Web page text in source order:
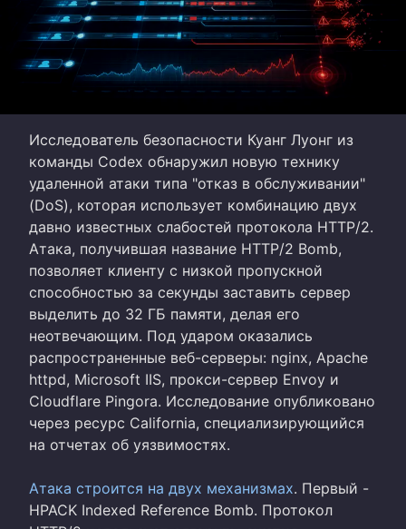
Исследователь безопасности Куанг Луонг из
команды Codex обнаружил новую технику
удаленной атаки типа "отказ в обслуживании"
(DoS), которая использует комбинацию двух
давно известных слабостей протокола HTTP/2.
Атака, получившая название HTTP/2 Bomb,
позволяет клиенту с низкой пропускной
способностью за секунды заставить сервер
выделить до 32 ГБ памяти, делая его
неотвечающим. Под ударом оказались
распространенные веб-серверы: nginx, Apache
httpd, Microsoft IIS, прокси-сервер Envoy и
Cloudflare Pingora. Исследование опубликовано
через ресурс California, специализирующийся
на отчетах об уязвимостях.
Атака строится на двух механизмах. Первый -
HPACK Indexed Reference Bomb. Протокол